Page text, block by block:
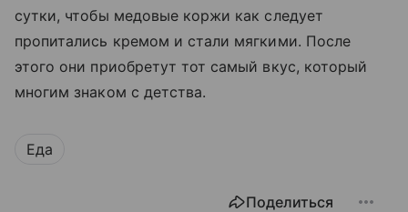
сутки, чтобы медовые коржи как следует
пропитались кремом и стали мягкими. После
этого они приобретут тот самый вкус, который
многим знаком с детства.
Еда
Поделиться